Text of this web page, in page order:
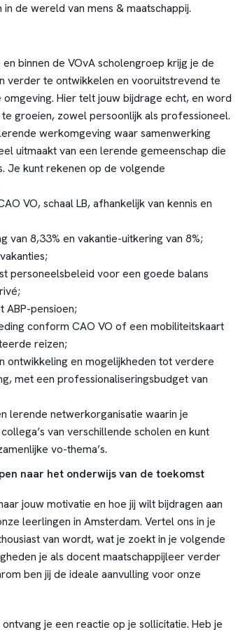
de wereld van mens & maatschappij.
binnen de VOvA scholengroep krijg je de
verder te ontwikkelen en vooruitstrevend te
omgeving. Hier telt jouw bijdrage echt, en word
groeien, zowel persoonlijk als professioneel.
werkomgeving waar samenwerking
uitmaakt van een lerende gemeenschap die
Je kunt rekenen op de volgende
VO, schaal LB, afhankelijk van kennis en
van 8,33% en vakantie-uitkering van 8%;
personeelsbeleid voor een goede balans
ABP-pensioen;
conform CAO VO of een mobiliteitskaart
reizen;
ontwikkeling en mogelijkheden tot verdere
met een professionaliseringsbudget van
lerende netwerkorganisatie waarin je
van verschillende scholen en kunt
vo-thema’s.
naar het onderwijs van de toekomst
jouw motivatie en hoe jij wilt bijdragen aan
leerlingen in Amsterdam. Vertel ons in je
van wordt, wat je zoekt in je volgende
je als docent maatschappijleer verder
ben jij de ideale aanvulling voor onze
je een reactie op je sollicitatie. Heb je